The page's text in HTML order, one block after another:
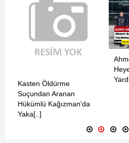
Kasten Öldürme
Suçundan Aranan
Hükümlü Kağızman'da
Yaka[..]